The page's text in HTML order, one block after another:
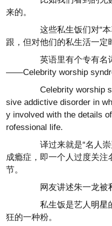
来的。
这些私生饭们对“本
跟，但对他们的私生活一定
英语里有个专有名
——Celebrity worship
Celebrity worship
sive addictive disorder in
y involved with the details
rofessional life.
译过来就是“名人崇
成瘾症，即一个人过度关注
节。
网友讲述朱一龙被
私生饭是艺人 明星
狂的一种粉。